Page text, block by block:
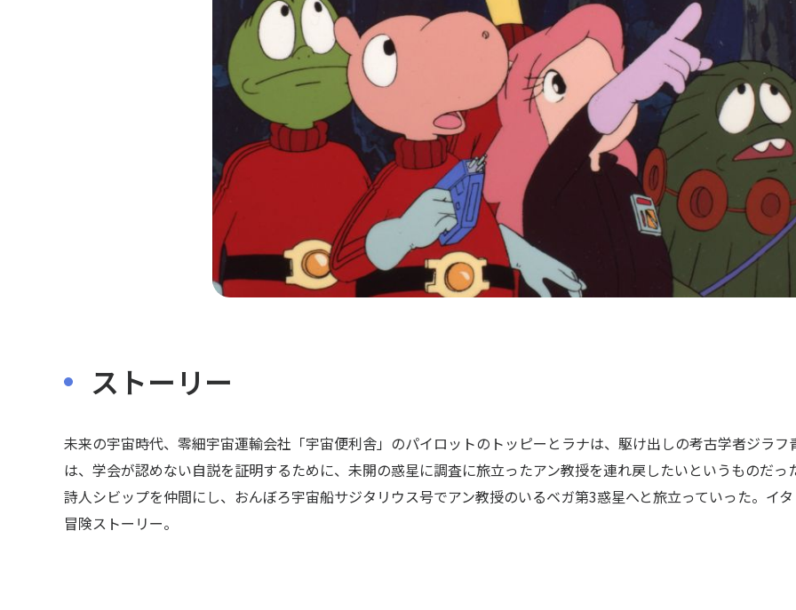
ストーリー
未来の宇宙時代、零細宇宙運輸会社「宇宙便利舎」のパイロットのトッピーとラナは、駆け出しの考古学者ジラ
は、学会が認めない自説を証明するために、未開の惑星に調査に旅立ったアン教授を連れ戻したいというものだ
詩人シビップを仲間にし、おんぼろ宇宙船サジタリウス号でアン教授のいるベガ第3惑星へと旅立っていった。イ
冒険ストーリー。